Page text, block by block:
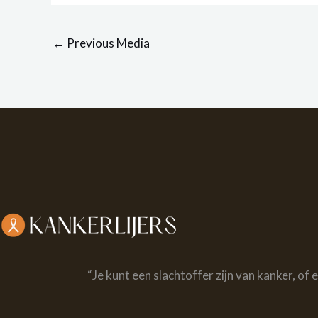
← Previous Media
“Je kunt een slachtoffer zijn van kanker, of